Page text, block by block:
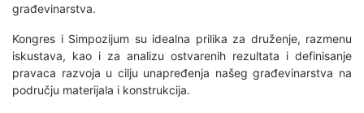
građevinarstva.
Kongres i Simpozijum su idealna prilika za druženje, razmenu
iskustava, kao i za analizu ostvarenih rezultata i definisanje
pravaca razvoja u cilju unapređenja našeg građevinarstva na
području materijala i konstrukcija.